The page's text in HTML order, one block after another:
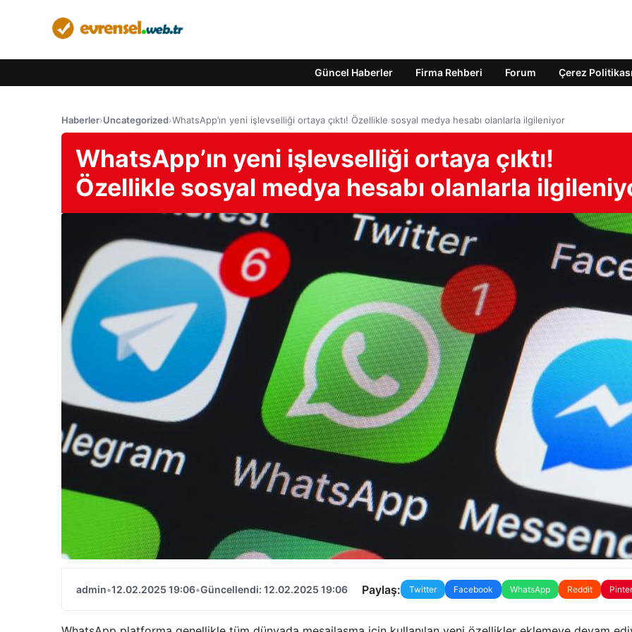
Güncel Haberler Firma Rehberi Forum Çerez Politikası
Haberler›Uncategorized›WhatsApp’ın yeni işlevselliği ortaya çıktı! Özellikle sosyal medya hesabı olanlarla ilgileniyor
WhatsApp’ın yeni işlevselliği ortaya çıktı!
Özellikle sosyal medya hesabı olanlarla
admin•12.02.2025 19:06•Güncellendi: 12.02.2025 19:06 Paylaş: Twitter Facebook WhatsApp Reddit